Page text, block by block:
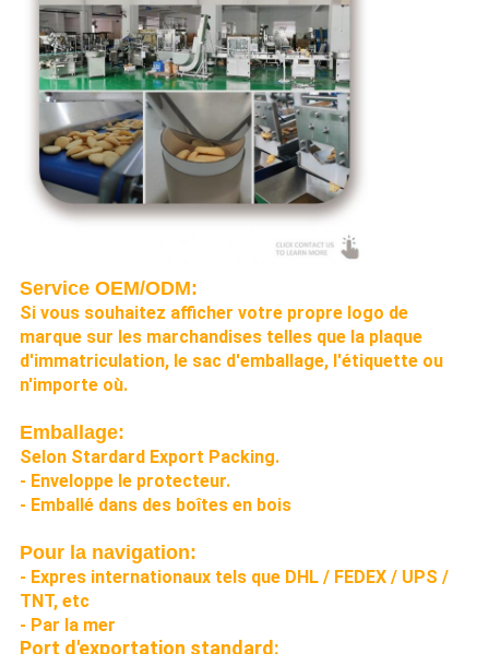
Service OEM/ODM:
Si vous souhaitez afficher votre propre logo de
marque sur les marchandises telles que la plaque
d'immatriculation, le sac d'emballage, l'étiquette ou
n'importe où.
Emballage:
Selon Stardard Export Packing.
- Enveloppe le protecteur.
- Emballé dans des boîtes en bois
Pour la navigation:
- Expres internationaux tels que DHL / FEDEX / UPS /
TNT, etc
- Par la mer
Port d'exportation standard: